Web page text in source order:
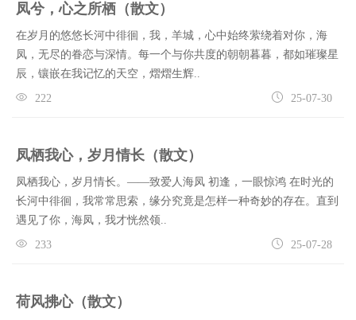
凤兮，心之所栖（散文）
在岁月的悠悠长河中徘徊，我，羊城，心中始终萦绕着对你，海
凤，无尽的眷恋与深情。每一个与你共度的朝朝暮暮，都如璀璨星
辰，镶嵌在我记忆的天空，熠熠生辉..
222 25-07-30
凤栖我心，岁月情长（散文）
凤栖我心，岁月情长。——致爱人海凤 初逢，一眼惊鸿 在时光的
长河中徘徊，我常常思索，缘分究竟是怎样一种奇妙的存在。直到
遇见了你，海凤，我才恍然领..
233 25-07-28
荷风拂心（散文）